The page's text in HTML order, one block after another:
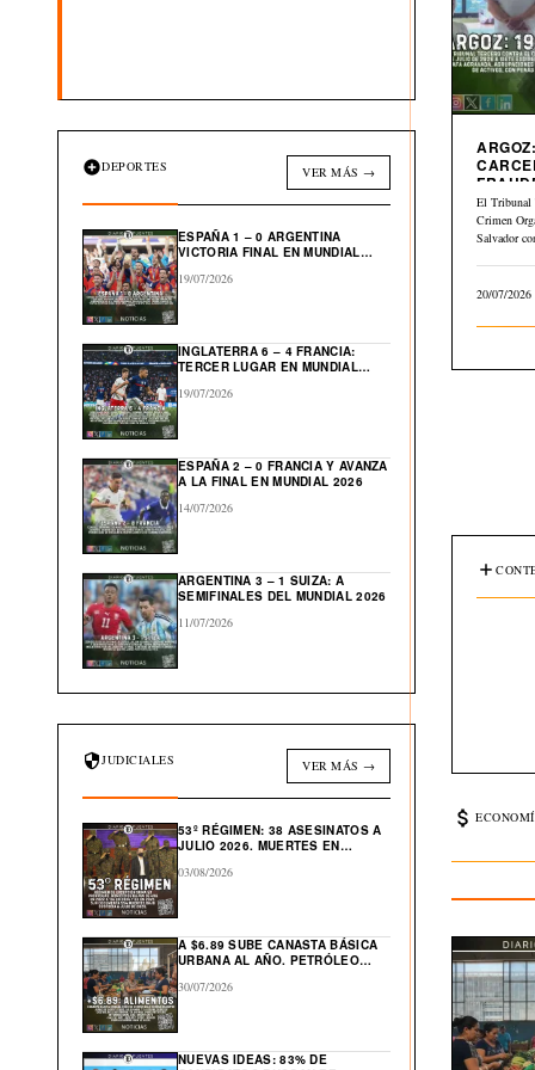
DEPORTES VER MÁS →
ESPAÑA 1 – 0 ARGENTINA
VICTORIA FINAL EN MUNDIAL
19/07/2026
INGLATERRA 6 – 4 FRANCIA:
TERCER LUGAR EN MUNDIAL
19/07/2026
ESPAÑA 2 – 0 FRANCIA Y AVANZA
A LA FINAL EN MUNDIAL 2026
14/07/2026
ARGENTINA 3 – 1 SUIZA: A
SEMIFINALES DEL MUNDIAL 2026
11/07/2026
JUDICIALES VER MÁS →
53º RÉGIMEN: 38 ASESINATOS A
JULIO 2026. MUERTES EN
03/08/2026
A $6.89 SUBE CANASTA BÁSICA
URBANA AL AÑO. PETRÓLEO
30/07/2026
NUEVAS IDEAS: 83% DE
El Tribunal
Crimen
Salvador
20/07/2026